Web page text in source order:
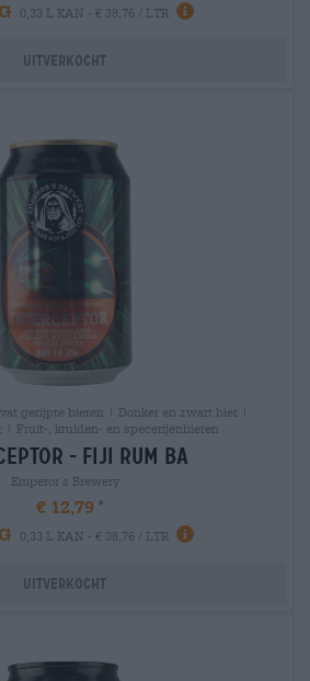
0,33 L KAN - € 38,76 / LTR
Uitverkocht
gerijpte bieren | Donker en zwart bier |
| Fruit-, kruiden- en specerijenbieren
- fiji rum ba
Emperor´s Brewery
€ 12,79
0,33 L KAN - € 38,76 / LTR
Uitverkocht